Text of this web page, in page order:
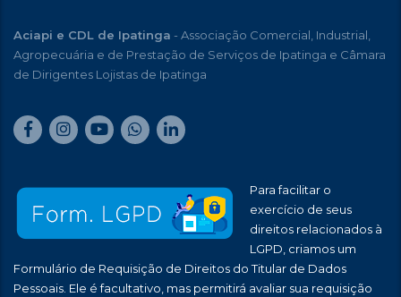
Aciapi e CDL de Ipatinga - Associação Comercial, Industrial,
Agropecuária e de Prestação de Serviços de Ipatinga e Câmara
de Dirigentes Lojistas de Ipatinga
Para facilitar o
exercício de seus
direitos relacionados à
LGPD, criamos um
Formulário de Requisição de Direitos do Titular de Dados
Pessoais. Ele é facultativo, mas permitirá avaliar sua requisição